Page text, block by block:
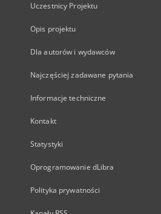
Uczestnicy Projektu
Opis projektu
Dla autorów i wydawców
Najczęściej zadawane pytania
Informacje techniczne
Kontakt
Statystyki
Oprogramowanie dLibra
Polityka prywatności